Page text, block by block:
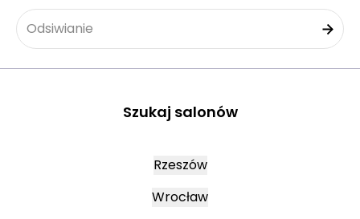
Odsiwianie
Szukaj salonów
Rzeszów
Wrocław